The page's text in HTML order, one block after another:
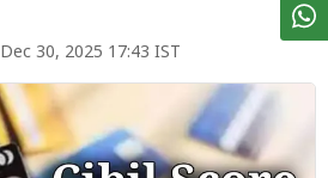
Dec 30, 2025 17:43 IST